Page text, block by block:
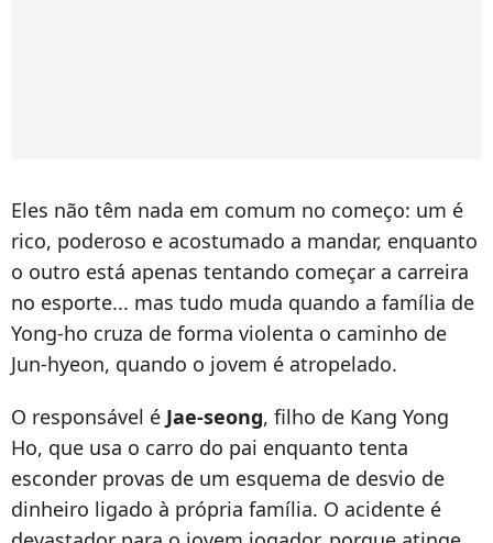
Eles não têm nada em comum no começo: um é
rico, poderoso e acostumado a mandar, enquanto
o outro está apenas tentando começar a carreira
no esporte... mas tudo muda quando a família de
Yong-ho cruza de forma violenta o caminho de
Jun-hyeon, quando o jovem é atropelado.
O responsável é Jae-seong, filho de Kang Yong
Ho, que usa o carro do pai enquanto tenta
esconder provas de um esquema de desvio de
dinheiro ligado à própria família. O acidente é